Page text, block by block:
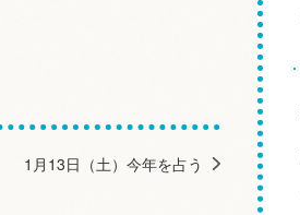
1月13日（土）今年を占う